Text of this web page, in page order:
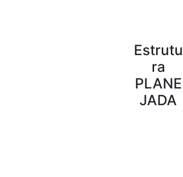
Estrutu
ra
PLANE
JADA